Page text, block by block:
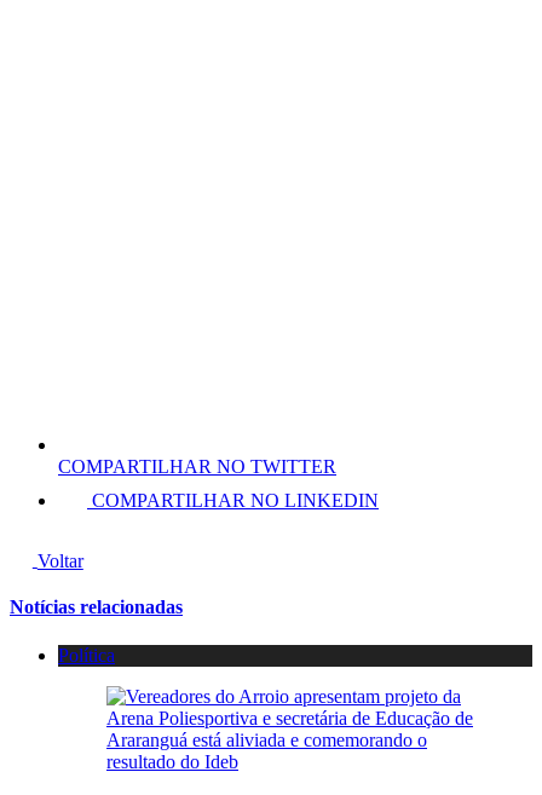
COMPARTILHAR NO TWITTER
COMPARTILHAR NO LINKEDIN
Voltar
Notícias relacionadas
Política